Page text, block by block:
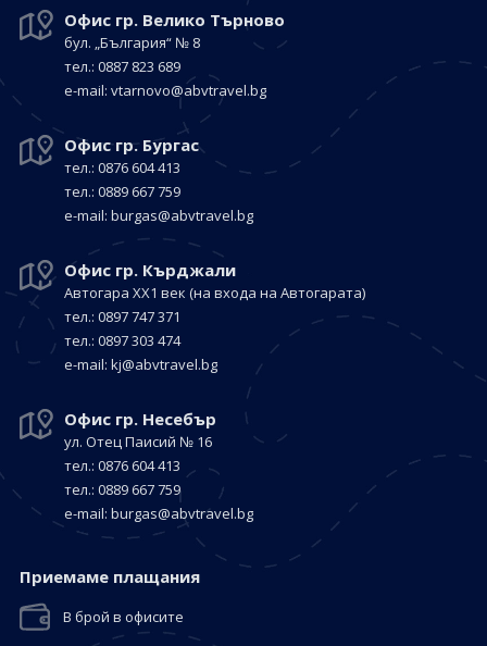
Офис гр. Велико Търново
бул. „България“ № 8
тел.: 0887 823 689
е-mail: vtarnovo@abvtravel.bg
Офис гр. Бургас
тел.: 0876 604 413
тел.: 0889 667 759
е-mail: burgas@abvtravel.bg
Офис гр. Кърджали
Автогара ХХ1 век (на входа на Автогарата)
тел.: 0897 747 371
тел.: 0897 303 474
е-mail: kj@abvtravel.bg
Офис гр. Несебър
ул. Отец Паисий № 16
тел.: 0876 604 413
тел.: 0889 667 759
е-mail: burgas@abvtravel.bg
Приемaме плащания
В брой в офисите